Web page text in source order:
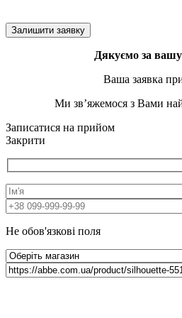
Дякуємо за
Ваша заявка
Ми зв’яжемося з Вами
Записатися на прийом
Закрити
Не обов'язкові поля